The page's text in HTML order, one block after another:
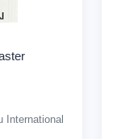
International